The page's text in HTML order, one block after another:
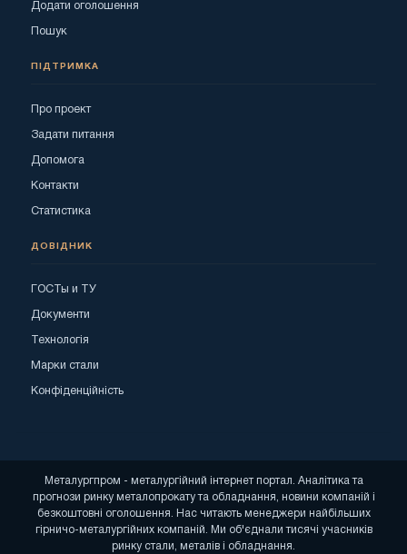
Додати оголошення
Пошук
ПІДТРИМКА
Про проект
Задати питання
Допомога
Контакти
Статистика
ДОВІДНИК
ГОСТы и ТУ
Документи
Технологія
Марки стали
Конфіденційність
Металургпром - металургійний інтернет портал. Аналітика та
прогнози ринку металопрокату та обладнання, новини компаній і
безкоштовні оголошення. Нас читають менеджери найбільших
гірничо-металургійних компаній. Ми об'єднали тисячі учасників
ринку стали, металів і обладнання.